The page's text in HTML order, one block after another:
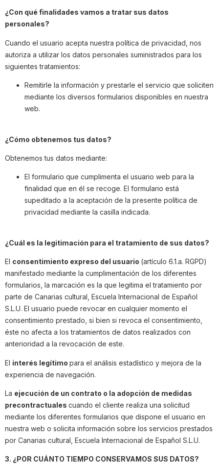
¿Con qué finalidades vamos a tratar sus datos
personales?
Cuando el usuario acepta nuestra política de privacidad, nos
autoriza a utilizar los datos personales suministrados para los
siguientes tratamientos:
Remitirle la información y prestarle el servicio que soliciten
mediante los diversos formularios disponibles en nuestra
web.
¿Cómo obtenemos tus datos?
Obtenemos tus datos mediante:
El formulario que cumplimenta el usuario web para la
finalidad que en él se recoge. El formulario está
supeditado a la aceptación de la presente política de
privacidad mediante la casilla indicada.
¿Cuál es la legitimación para el tratamiento de sus datos?
El consentimiento expreso del usuario (artículo 6.1.a. RGPD)
manifestado mediante la cumplimentación de los diferentes
formularios, la marcación es la que legitima el tratamiento por
parte de Canarias cultural, Escuela Internacional de Español
S.L.U. El usuario puede revocar en cualquier momento el
consentimiento prestado, si bien si revoca el consentimiento,
éste no afecta a los tratamientos de datos realizados con
anterioridad a la revocación de este.
El interés legítimo para el análisis estadístico y mejora de la
experiencia de navegación.
La ejecución de un contrato o la adopción de medidas
precontractuales cuando el cliente realiza una solicitud
mediante los diferentes formularios que dispone el usuario en
nuestra web o solicita información sobre los servicios prestados
por Canarias cultural, Escuela Internacional de Español S.L.U.
3. ¿POR CUÁNTO TIEMPO CONSERVAMOS SUS DATOS?